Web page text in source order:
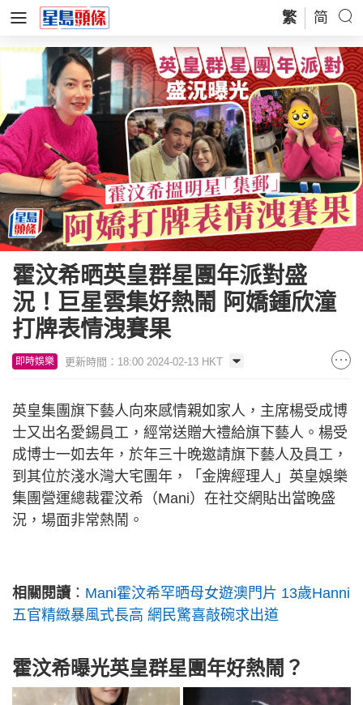
繁 简
霍汶希晒英皇群星團年派對盛
況！巨星雲集好熱鬧 阿嬌鍾欣潼
打牌表情洩賽果
即時娛樂 更新時間：18:00 2024-02-13 HKT
英皇集團旗下藝人向來感情親如家人，主席楊受成博
士又出名愛錫員工，經常送贈大禮給旗下藝人。楊受
成博士一如去年，於年三十晚邀請旗下藝人及員工，
到其位於淺水灣大宅團年，「金牌經理人」英皇娛樂
集團營運總裁霍汶希（Mani）在社交網貼出當晚盛
況，場面非常熱鬧。
相關閱讀 ： Mani霍汶希罕晒母女遊澳門片 13歲Hanni
五官精緻暴風式長高 網民驚喜敲碗求出道
霍汶希曝光英皇群星團年好熱鬧？